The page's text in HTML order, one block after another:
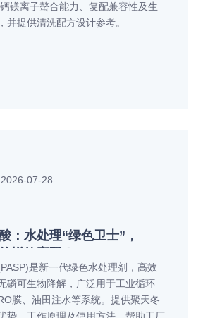
镁离子螯合能力、复配兼容性及生
并提供清洗配方设计参考。
2026-07-28
：水处理“绿色卫士”，
是新一代绿色水处理剂，高效
磷可生物降解，广泛用于工业循环
膜、油田注水等系统。提供聚天冬